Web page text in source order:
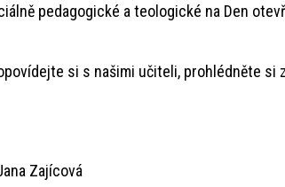
pedagogické a teologické na Den
si s našimi učiteli, prohlédněte si
Zajícová